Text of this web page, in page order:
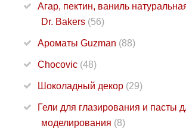
Агар, пектин, ваниль
Dr. Bakers (56)
Ароматы Guzman (88)
Chocovic (48)
Шоколадный декор (29)
Гели для глазирования и пасты
моделирования (8)